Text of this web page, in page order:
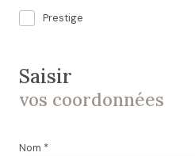
Prestige
Saisir
vos coordonnées
Nom *